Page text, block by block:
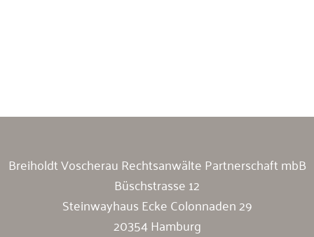
Breiholdt Voscherau Rechtsanwälte Partnerschaft mbB
Büschstrasse 12
Steinwayhaus Ecke Colonnaden 29
20354 Hamburg